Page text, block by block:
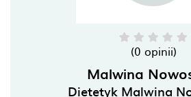
(0 opinii)
Malwina
Dietetyk Malwina